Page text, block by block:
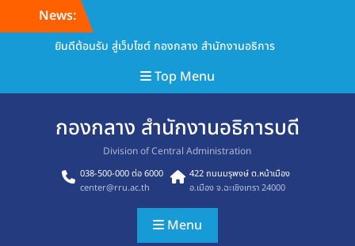
News:
ยินดีต้อนรับ สู่เว็บไซต์ กองกลาง สำนักงานอธิการ
Top Menu
กองกลาง สำนักงานอธิการบดี
Division of Central Administration
038-500-000 ต่อ 6000
center@rru.ac.th
422 ถนนมรุพงษ์ ต.หน้าเมือง
อ.เมือง จ.ฉะเชิงเทรา 24000
Menu